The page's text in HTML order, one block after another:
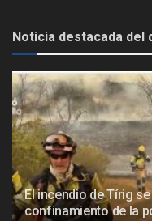
Noticia destacada del
El incendio de Tírig
confinamiento de la